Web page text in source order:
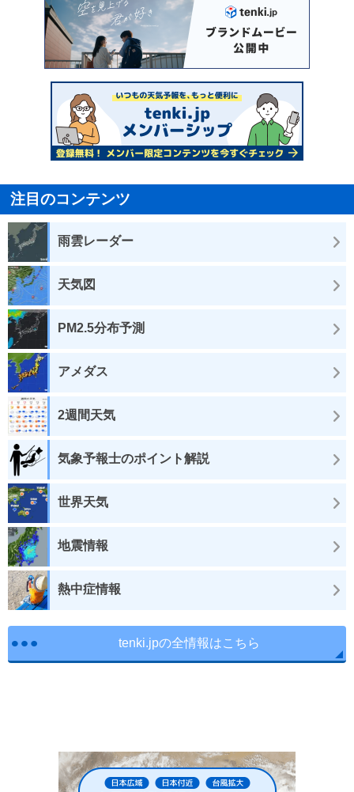
注目のコンテンツ
雨雲レーダー
天気図
PM2.5分布予測
アメダス
2週間天気
気象予報士のポイント解説
世界天気
地震情報
熱中症情報
tenki.jpの全情報はこちら